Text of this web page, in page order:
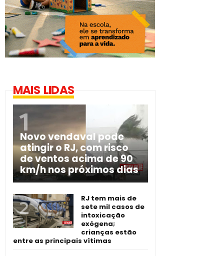
MAIS LIDAS
Novo vendaval pode
atingir o RJ, com risco
de ventos acima de 90
km/h nos próximos dias
RJ tem mais de
sete mil casos de
intoxicação
exógena;
crianças estão
entre as principais vítimas